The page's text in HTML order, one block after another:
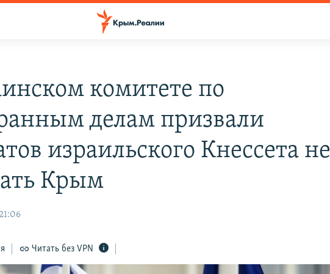
комитете по
делам призвали
израильского Кнессета не
Крым
Читать без VPN